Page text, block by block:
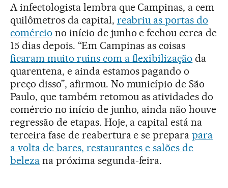
A infectologista lembra que Campinas, a cem
quilômetros da capital, reabriu as portas do
comércio no início de junho e fechou cerca de
15 dias depois. “Em Campinas as coisas
ficaram muito ruins com a flexibilização da
quarentena, e ainda estamos pagando o
preço disso”, afirmou. No município de São
Paulo, que também retomou as atividades do
comércio no início de junho, ainda não houve
regressão de etapas. Hoje, a capital está na
terceira fase de reabertura e se preparapara
a volta de bares, restaurantes e salões de
belezana próxima segunda-feira.